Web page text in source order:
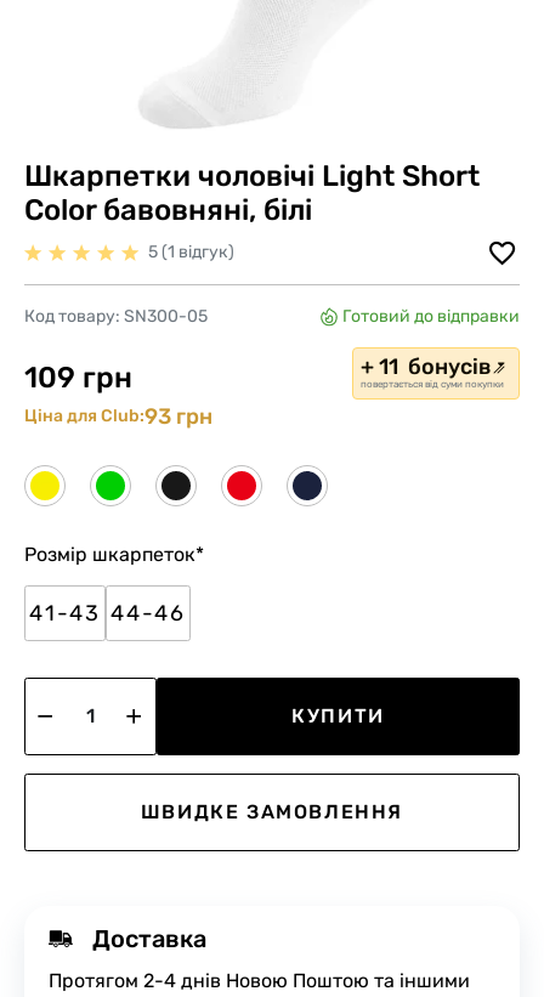
Шкарпетки чоловічі Light Short
Color бавовняні, білі
5 (1 відгук)
Код товару: SN300-05 Готовий до відправки
109 грн + 11 бонусів
повертається від суми покупки
Ціна для Club:93 грн
Розмір шкарпеток*
41-43 44-46
КУПИТИ
ШВИДКЕ ЗАМОВЛЕННЯ
Доставка
Протягом 2-4 днів Новою Поштою та іншими